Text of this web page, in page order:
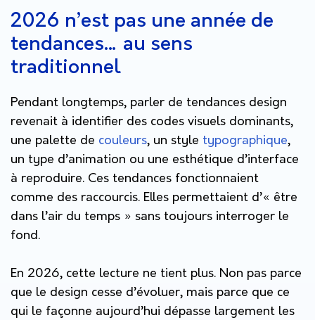
2026 n’est pas une année de
tendances… au sens
traditionnel
Pendant longtemps, parler de tendances design
revenait à identifier des codes visuels dominants,
une palette de couleurs, un style typographique,
un type d’animation ou une esthétique d’interface
à reproduire. Ces tendances fonctionnaient
comme des raccourcis. Elles permettaient d’« être
dans l’air du temps » sans toujours interroger le
fond.
En 2026, cette lecture ne tient plus. Non pas parce
que le design cesse d’évoluer, mais parce que ce
qui le façonne aujourd’hui dépasse largement les